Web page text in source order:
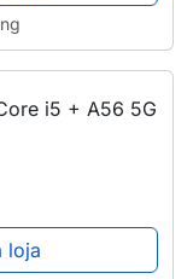
i5 + A56 5G
loja